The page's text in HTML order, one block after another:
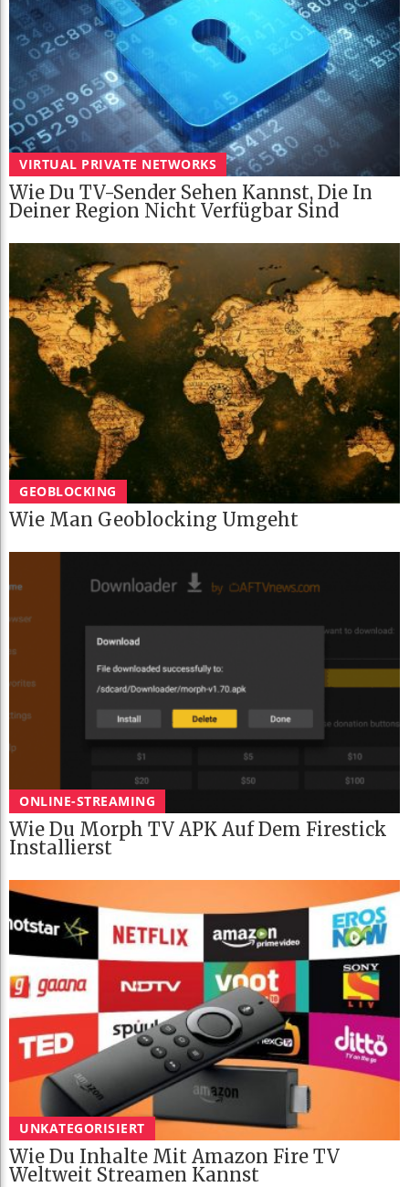
VIRTUAL PRIVATE NETWORKS
Wie Du TV-Sender Sehen Kannst, Die In
Deiner Region Nicht Verfügbar Sind
GEOBLOCKING
Wie Man Geoblocking Umgeht
ONLINE-STREAMING
Wie Du Morph TV APK Auf Dem Firestick
Installierst
UNKATEGORISIERT
Wie Du Inhalte Mit Amazon Fire TV
Weltweit Streamen Kannst